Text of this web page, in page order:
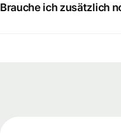
Brauche ich zusätzlich